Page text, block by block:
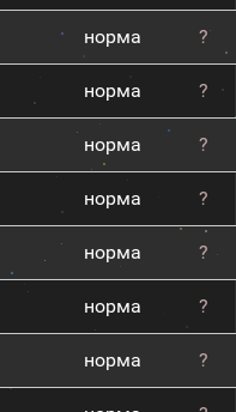
норма ?
норма ?
норма ?
норма ?
норма ?
норма ?
норма ?